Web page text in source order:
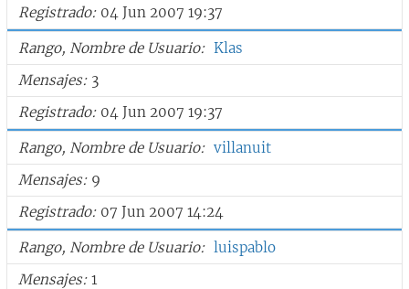
Registrado 04 Jun 2007 19:37
Rango, Nombre de Usuario
Klas
Mensajes 3
Registrado 04 Jun 2007 19:37
Rango, Nombre de Usuario
villanuit
Mensajes 9
Registrado 07 Jun 2007 14:24
Rango, Nombre de Usuario
luispablo
Mensajes 1